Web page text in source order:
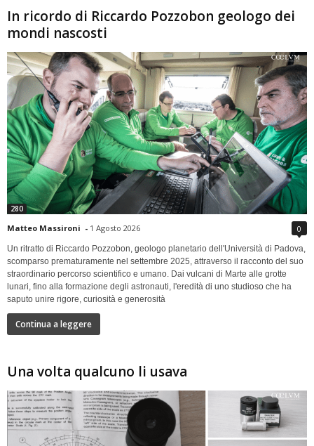
In ricordo di Riccardo Pozzobon geologo dei
mondi nascosti
280
Matteo Massironi - 1 Agosto 2026 0
Un ritratto di Riccardo Pozzobon, geologo planetario dell'Università di Padova,
scomparso prematuramente nel settembre 2025, attraverso il racconto del suo
straordinario percorso scientifico e umano. Dai vulcani di Marte alle grotte
lunari, fino alla formazione degli astronauti, l'eredità di uno studioso che ha
saputo unire rigore, curiosità e generosità
Continua a leggere
Una volta qualcuno li usava